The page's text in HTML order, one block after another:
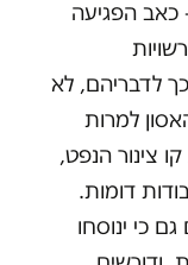
כאב הפגיעה
לדבריהם, לא
למרות
צינור הנפט,
דומות.
כי ינוסחו